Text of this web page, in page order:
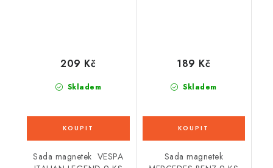
Skladem
209 Kč
Sada magnetek VESPA
Skladem
189 Kč
Sada magnetek